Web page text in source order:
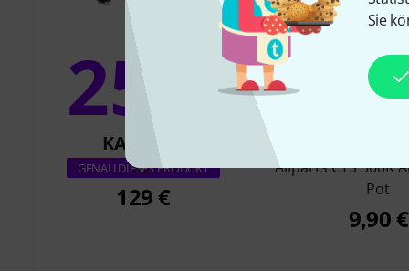
Sie
25%
KAUFTEN
GENAU DIESES PRODUKT
129 €
Allparts CTS 500K
Pot
9,90 €